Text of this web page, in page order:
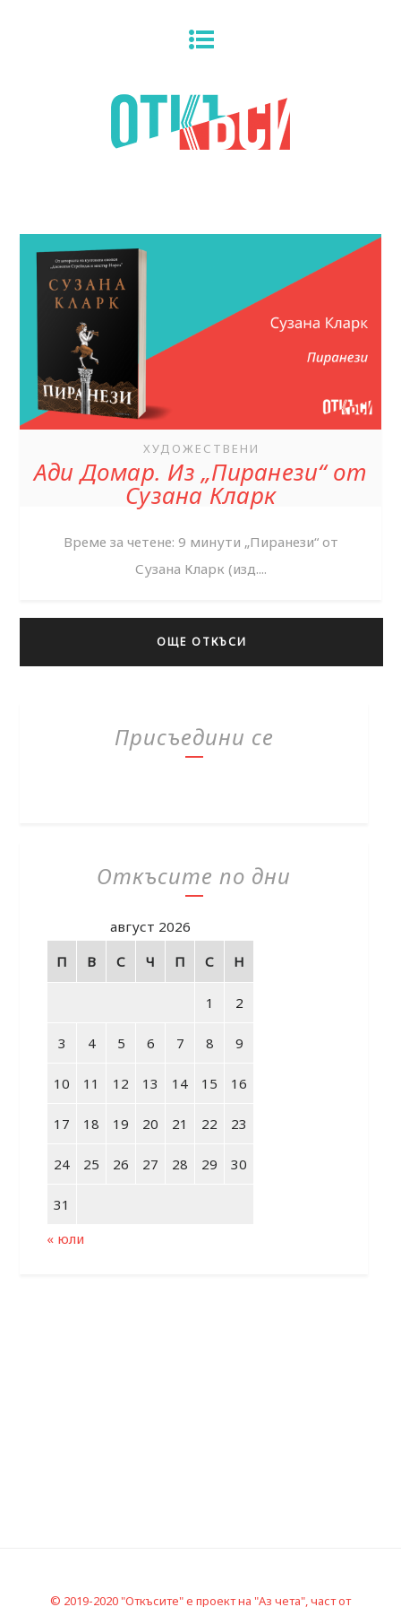
ХУДОЖЕСТВЕНИ
Ади Домар. Из „Пиранези“ от
Сузана Кларк
Време за четене: 9 минути „Пиранези“ от
Сузана Кларк (изд....
ОЩЕ ОТКЪСИ
Присъедини се
Откъсите по дни
август 2026
П
В С Ч П С Н
1 2
3 4 5 6 7 8 9
10 11 12 13 14 15 16
17 18 19 20 21 22 23
24 25 26 27 28 29 30
31
« юли
© 2019-2020 "Откъсите" е проект на "Аз чета", част от